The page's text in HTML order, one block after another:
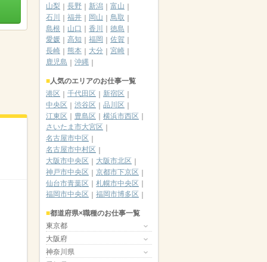
山梨
長野 新潟
富山
石川
福井 岡山
鳥取
島根
山口 香川
徳島
愛媛
高知 福岡
佐賀
長崎
熊本 大分
宮崎
鹿児島
沖縄
人気のエリアのお仕事一覧
港区
千代田区
新宿区
中央区
渋谷区
品川区
江東区
豊島区
横浜市西区
さいたま市大宮区
名古屋市中区
名古屋市中村区
大阪市中央区
大阪市北区
神戸市中央区
京都市下京区
仙台市青葉区
札幌市中央区
福岡市中央区
福岡市博多区
都道府県×職種のお仕事一覧
東京都
大阪府
神奈川県